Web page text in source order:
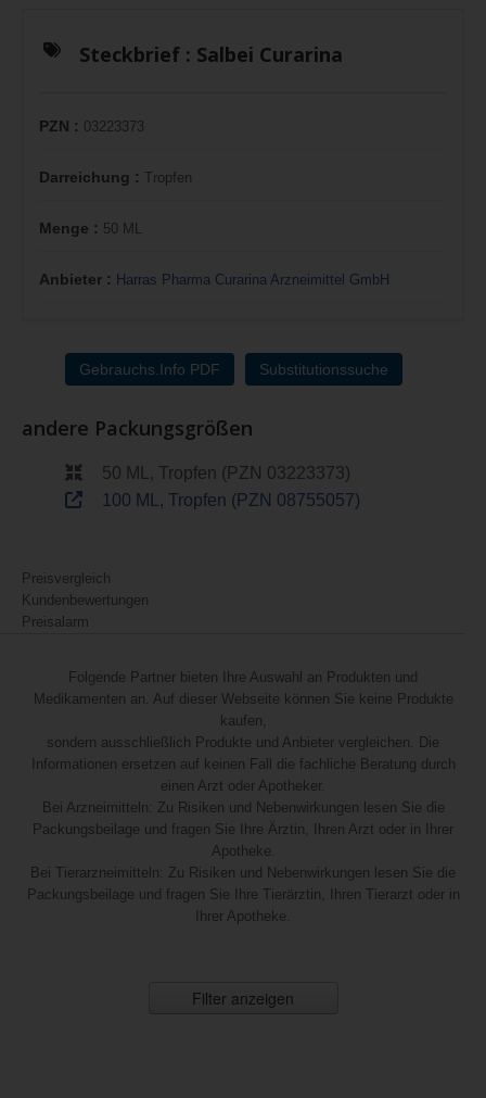
Steckbrief : Salbei Curarina
PZN : 03223373
Darreichung : Tropfen
Menge : 50 ML
Anbieter : Harras Pharma Curarina Arzneimittel GmbH
Gebrauchs.Info PDF Substitutionssuche
andere Packungsgrößen
50 ML, Tropfen (PZN 03223373)
100 ML, Tropfen (PZN 08755057)
Preisvergleich
Kundenbewertungen
Preisalarm
Folgende Partner bieten Ihre Auswahl an Produkten und
Medikamenten an. Auf dieser Webseite können Sie keine Produkte
kaufen,
sondern ausschließlich Produkte und Anbieter vergleichen. Die
Informationen ersetzen auf keinen Fall die fachliche Beratung durch
einen Arzt oder Apotheker.
Bei Arzneimitteln: Zu Risiken und Nebenwirkungen lesen Sie die
Packungsbeilage und fragen Sie Ihre Ärztin, Ihren Arzt oder in Ihrer
Apotheke.
Bei Tierarzneimitteln: Zu Risiken und Nebenwirkungen lesen Sie die
Packungsbeilage und fragen Sie Ihre Tierärztin, Ihren Tierarzt oder in
Ihrer Apotheke.
Filter anzeigen